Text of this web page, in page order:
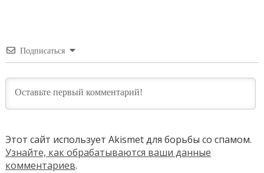
Подписаться
Этот сайт использует Akismet для борьбы со спамом.
Узнайте, как обрабатываются ваши данные
комментариев.